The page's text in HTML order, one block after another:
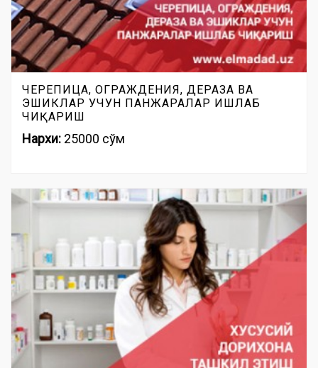
ЧЕРЕПИЦА, ОГРАЖДЕНИЯ, ДЕРАЗА ВА
ЭШИКЛАР УЧУН ПАНЖАРАЛАР ИШЛАБ
ЧИҚАРИШ
Нархи: 25000 сўм